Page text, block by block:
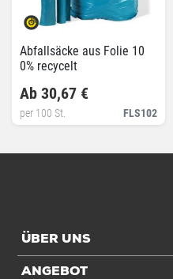
Abfallsäcke aus Folie 10
0% recycelt
FLS102
Ab 30,67 €
per 100 St.
ÜBER UNS
ANGEBOT